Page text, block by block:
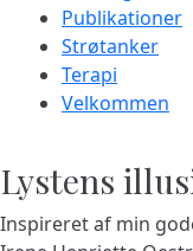
Publikationer
Strøtanker
Terapi
Velkommen
Lystens
Inspireret af min